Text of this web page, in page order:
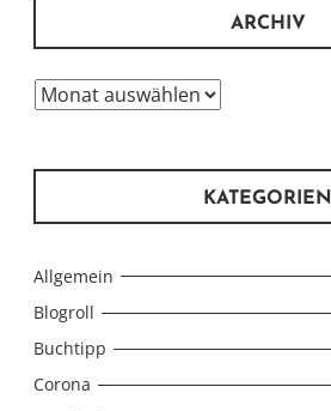
ARCHIV
Archiv
KATEGORIEN
Allgemein
Blogroll
Buchtipp
Corona